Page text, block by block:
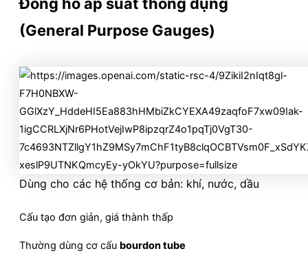
(General Purpose Gauges)
Dùng cho các hệ thống cơ bản: khí, nước, dầu
Cấu tạo đơn giản, giá thành thấp
Thường dùng cơ cấu bourdon tube